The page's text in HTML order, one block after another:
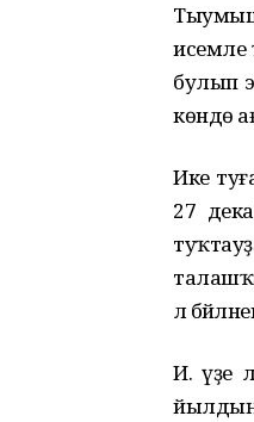
исемле
булып
көндө
Ике
27
лә
И. үҙе
йылдың